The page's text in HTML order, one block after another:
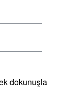
dokunuşla